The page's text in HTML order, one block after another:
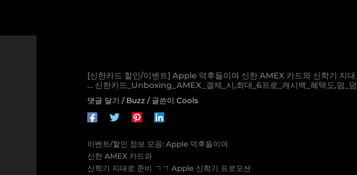
[신한카드 할인/이벤트] Apple 덕후들이여 신한 AMEX 카드와 신학기 지
… 신한카드_Unboxing_AMEX_결제_시,최대_6프로_캐시백_혜택도,덤_
댓글 달기 / Buzz / 글쓴이Cools
이벤트/할인 정보 모음: Apple 덕후들이여
신한 AMEX 카드와
신학기 지대로 준비 ㄱㄱ Apple 신학기 프로모션